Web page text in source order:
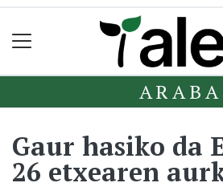
ARABA
Gaur hasiko da
26 etxearen